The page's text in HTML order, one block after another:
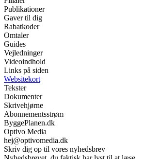
Publikationer
Gaver til dig
Rabatkoder
Omtaler
Guides
Vejledninger
Videoindhold
Links på siden
Websitekort
Tekster
Dokumenter
Skrivehjørne
Abonnementsstrøm
ByggePlanen.dk
Optivo Media
hej@optivomedia.dk
Skriv dig op til vores nyhedsbrev